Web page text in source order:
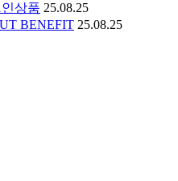
인상품 25.08.25
BENEFIT 25.08.25